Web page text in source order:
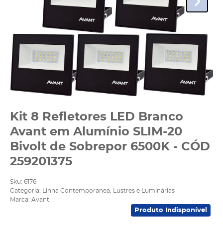
Kit 8 Refletores LED Branco
Avant em Alumínio SLIM-20
Bivolt de Sobrepor 6500K - CÓD
259201375
Sku: 6176
Categoria:
Linha Contemporanea
Lustres e Luminárias
Marca: Avant
Produto Indisponível